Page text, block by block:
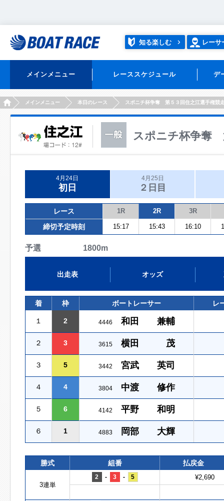
知る楽しむ レーサ
メインメニュー レーススケジュール デ
HOMEメインメニュー 本日のレース スポニチ杯争奪 第５３回住之江選手権競
スポニチ杯争奪
4月24日
初日
4月25日
２日目
レース 1R 2R 3R
締切予定時刻 15:17 15:43 16:10
予選 1800m
出走表 オッズ
着 枠 ボートレーサー レ
１ 2 4446 和田 兼輔
２ 3 3615 横田 茂
３ 5 3442 宮武 英司
４ 4 3804 中渡 修作
５ 6 4142 平野 和明
６ 1 4883 岡部 大輝
勝式 組番 払戻金
3連単
2 - 3 - 5 ¥2,690